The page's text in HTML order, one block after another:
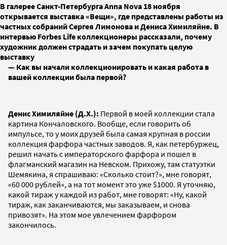
В галерее Санкт-Петербурга Anna Nova 18 ноября
открывается выставка «Вещи», где представлены работы из
частных собраний Сергея Лимонова и Дениса Химиляйне. В
интервью Forbes Life коллекционеры рассказали, почему
художник должен страдать и зачем покупать целую
выставку
— Как вы начали коллекционировать и какая работа в
вашей коллекции была первой?
Денис Химиляйне (Д.Х.): Первой в моей коллекции стала
картина Кончаловского. Вообще, если говорить об
импульсе, то у моих друзей была самая крупная в россии
коллекция фарфора частных заводов. Я, как петербуржец,
решил начать с императорского фарфора и пошел в
флагманский магазин на Невском. Прихожу, там статуэтки
Шемякина, я спрашиваю: «Сколько стоит?», мне говорят,
«60 000 рублей», а на тот момент это уже $1000. Я уточняю,
какой тираж у каждой из работ, мне говорят: «Ну, какой
тираж, как заканчиваются, мы заказываем, и снова
привозят». На этом мое увлечением фарфором
закончилось.